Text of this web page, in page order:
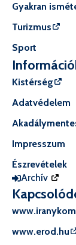
Gyakran
Turizmus
Sport
Kistérség
Adatvédelem
Impresszum
Észrevételek
Archív
www.erod.hu